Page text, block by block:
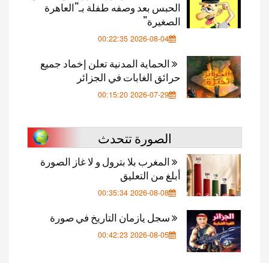
الحبس بعد وصفه طفلة بـ”العاهرة
الصغيرة”
2026-08-04 00:22:35
الحماية المدنية تعلن إخماد جميع
حرائق الغابات في الجزائر
2026-07-29 00:15:20
الصورة تتحدث
المغرب بلا بترول و لا غاز الصورة
أبلغ من التعليق
2026-08-08 00:35:34
سجل يازمان التاريخ في صورة
2026-08-05 00:42:23